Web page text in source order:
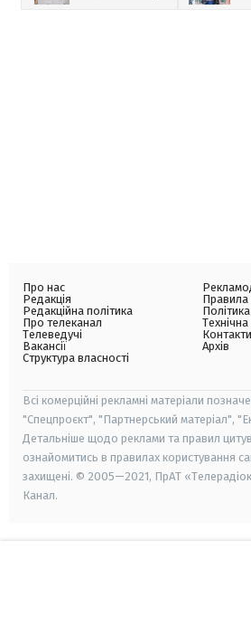
Про нас
Редакція
Редакційна політика
Про телеканал
Телеведучі
Вакансії
Структура власності
Правила
Контакти
Архів
Всі комерційні рекламні матеріали
"Спецпроєкт", "Партнерський матеріал",
Детальніше щодо реклами та правил
ознайомитись в правилах користування
захищені. © 2005—2021, ПрАТ
Канал.